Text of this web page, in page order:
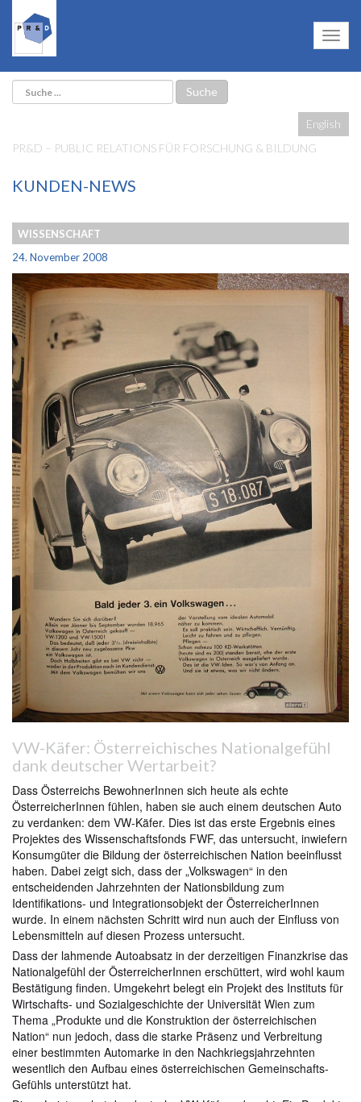
English
PR&D – PUBLIC RELATIONS FÜR FORSCHUNG & BILDUNG
KUNDEN-NEWS
WISSENSCHAFT
24. November 2008
VW-Käfer: Österreichisches Nationalgefühl
dank deutscher Wertarbeit?
Dass Österreichs BewohnerInnen sich heute als echte
ÖsterreicherInnen fühlen, haben sie auch einem deutschen Auto
zu verdanken: dem VW-Käfer. Dies ist das erste Ergebnis eines
Projektes des Wissenschaftsfonds FWF, das untersucht, inwiefern
Konsumgüter die Bildung der österreichischen Nation beeinflusst
haben. Dabei zeigt sich, dass der „Volkswagen“ in den
entscheidenden Jahrzehnten der Nationsbildung zum
Identifikations- und Integrationsobjekt der ÖsterreicherInnen
wurde. In einem nächsten Schritt wird nun auch der Einfluss von
Lebensmitteln auf diesen Prozess untersucht.
Dass der lahmende Autoabsatz in der derzeitigen Finanzkrise das
Nationalgefühl der ÖsterreicherInnen erschüttert, wird wohl kaum
Bestätigung finden. Umgekehrt belegt ein Projekt des Instituts für
Wirtschafts- und Sozialgeschichte der Universität Wien zum
Thema „Produkte und die Konstruktion der österreichischen
Nation“ nun jedoch, dass die starke Präsenz und Verbreitung
einer bestimmten Automarke in den Nachkriegsjahrzehnten
wesentlich den Aufbau eines österreichischen Gemeinschafts-
Gefühls unterstützt hat.